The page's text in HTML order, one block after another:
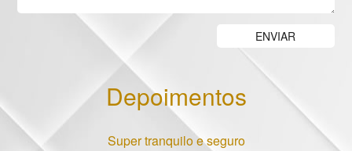
Depoimentos
Super tranquilo e seguro